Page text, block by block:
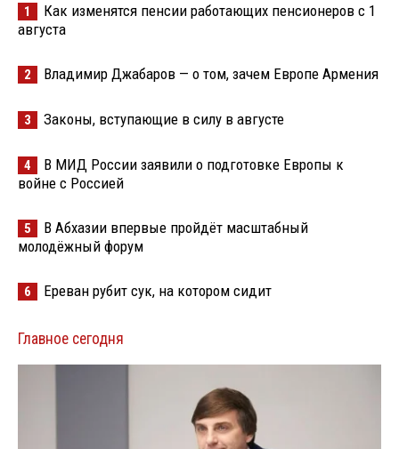
1
Как изменятся пенсии работающих пенсионеров с 1
августа
2 Владимир Джабаров — о том, зачем Европе Армения
3 Законы, вступающие в силу в августе
4
В МИД России заявили о подготовке Европы к
войне с Россией
5
В Абхазии впервые пройдёт масштабный
молодёжный форум
6 Ереван рубит сук, на котором сидит
Главное сегодня